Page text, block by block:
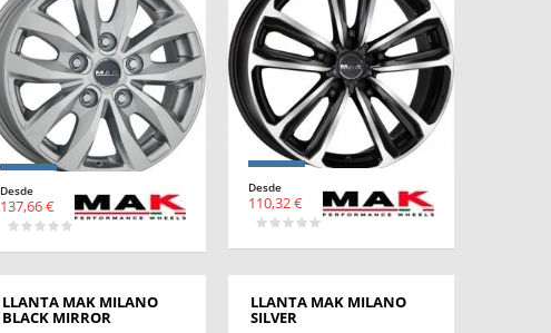
Desde
137,66 €
Desde
110,32 €
LLANTA MAK MILANO
BLACK MIRROR
LLANTA MAK MILANO
SILVER